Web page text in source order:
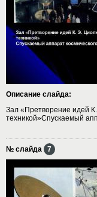
Описание слайда:
Зал «Претворение идей К.
техникой»Спускаемый
№ слайда 7